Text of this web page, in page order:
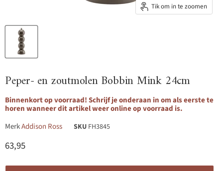
Tik om in te zoomen
Peper- en zoutmolen Bobbin Mink 24cm
Binnenkort op voorraad! Schrijf je onderaan in om als eerste te
horen wanneer dit artikel weer online op voorraad is.
MerkAddison Ross SKU FH3845
Huidige prijs
63,95